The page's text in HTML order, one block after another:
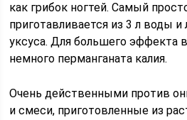
как грибок ногтей. Самый
приготавливается из 3 л воды и
уксуса. Для большего эффекта
немного перманганата калия.
Очень действенными против
и смеси, приготовленные из